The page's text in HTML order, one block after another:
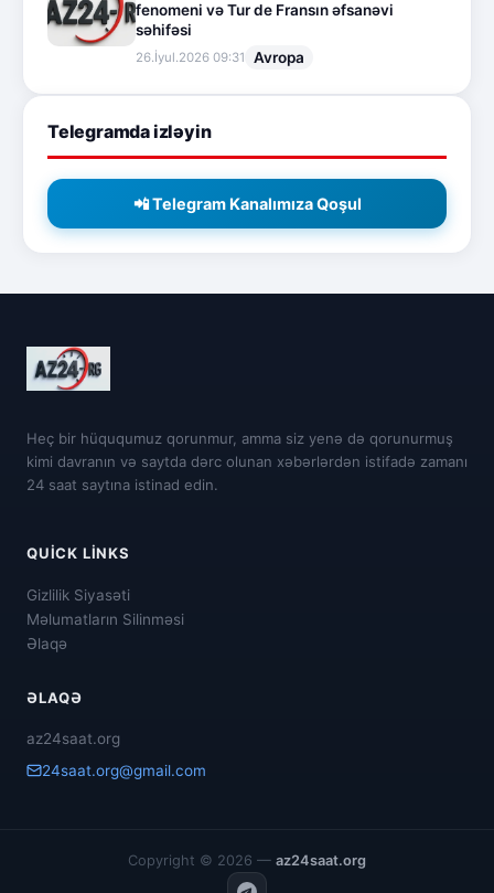
fenomeni və Tur de Fransın əfsanəvi
səhifəsi
26.İyul.2026 09:31 Avropa
Telegramda izləyin
📲 Telegram Kanalımıza Qoşul
Heç bir hüququmuz qorunmur, amma siz yenə də qorunurmuş
kimi davranın və saytda dərc olunan xəbərlərdən istifadə zamanı
24 saat saytına istinad edin.
QUICK LINKS
Gizlilik Siyasəti
Məlumatların Silinməsi
Əlaqə
ƏLAQƏ
az24saat.org
24saat.org@gmail.com
Copyright © 2026 — az24saat.org